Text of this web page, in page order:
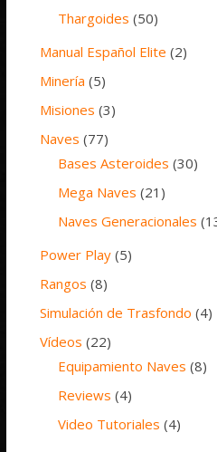
Thargoides (50)
Manual Español Elite (2)
Minería (5)
Misiones (3)
Naves (77)
Bases Asteroides (30)
Mega Naves (21)
Naves Generacionales
Power Play (5)
Rangos (8)
Simulación de Trasfondo (4)
Vídeos (22)
Equipamiento Naves (8)
Reviews (4)
Video Tutoriales (4)